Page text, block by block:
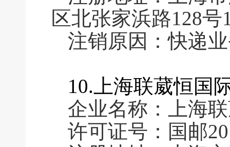
区北张家浜路128号
注销原因：快递
10.上海联葳恒国
企业名称：上海
许可证号：国邮